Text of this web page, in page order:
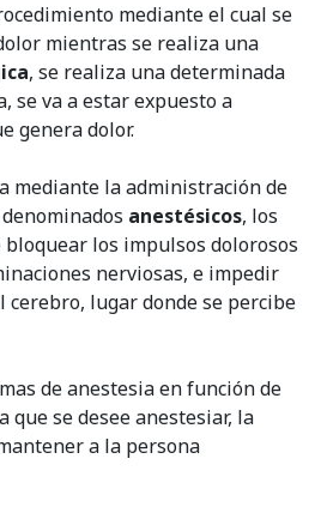
mediante el cual se
mientras se realiza una
, se realiza una determinada
se va a estar expuesto a
genera dolor.
mediante la administración de
denominados anestésicos, los
bloquear los impulsos dolorosos
nerviosas, e impedir
cerebro, lugar donde se percibe
de anestesia en función de
que se desee anestesiar, la
a la persona